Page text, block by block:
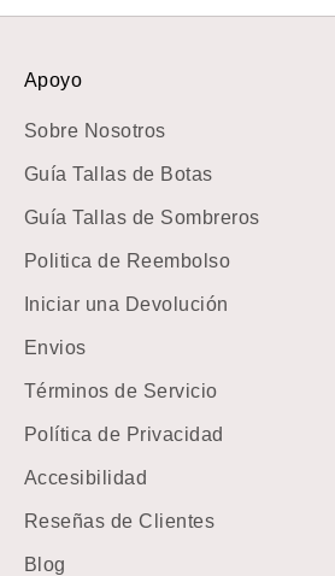
Apoyo
Sobre Nosotros
Guía Tallas de Botas
Guía Tallas de Sombreros
Politica de Reembolso
Iniciar una Devolución
Envios
Términos de Servicio
Política de Privacidad
Accesibilidad
Reseñas de Clientes
Blog